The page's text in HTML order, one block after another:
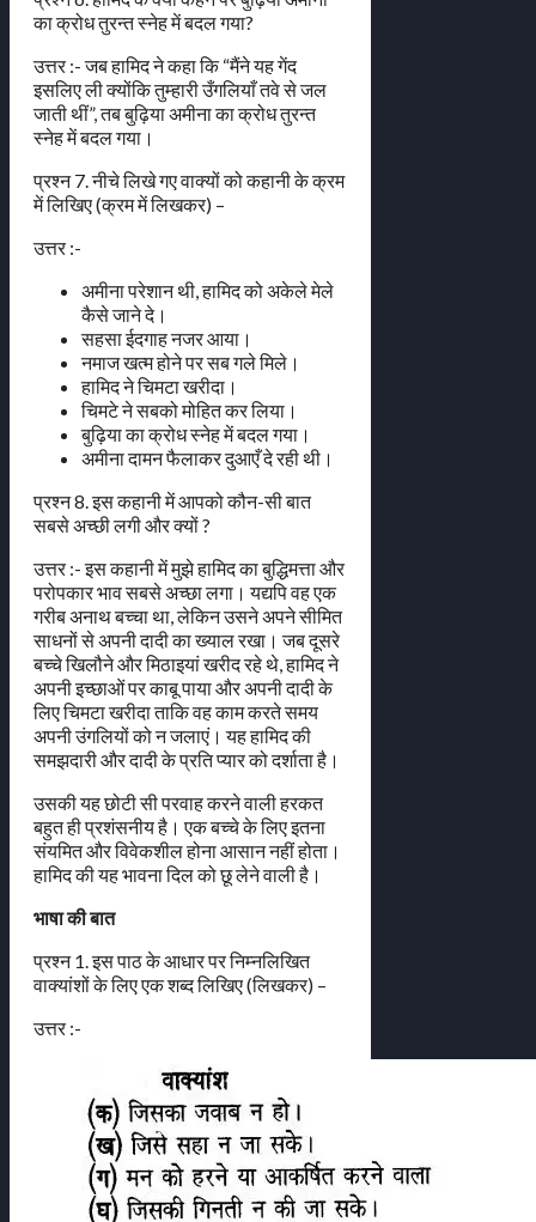
का क्रोध तुरन्त स्नेह में बदल गया?
उत्तर :- जब हामिद ने कहा कि “मैंने यह गेंद
इसलिए ली क्योंकि तुम्हारी उँगलियाँ तवे से जल
जाती थीं”, तब बुढ़िया अमीना का क्रोध तुरन्त
स्नेह में बदल गया।
प्रश्न 7. नीचे लिखे गए वाक्यों को कहानी के क्रम
में लिखिए (क्रम में लिखकर) –
उत्तर :-
अमीना परेशान थी, हामिद को अकेले मेले
कैसे जाने दे।
सहसा ईदगाह नजर आया।
नमाज खत्म होने पर सब गले मिले।
हामिद ने चिमटा खरीदा।
चिमटे ने सबको मोहित कर लिया।
बुढ़िया का क्रोध स्नेह में बदल गया।
अमीना दामन फैलाकर दुआएँ दे रही थी।
प्रश्न 8. इस कहानी में आपको कौन-सी बात
सबसे अच्छी लगी और क्यों ?
उत्तर :- इस कहानी में मुझे हामिद का बुद्धिमत्ता और
परोपकार भाव सबसे अच्छा लगा। यद्यपि वह एक
गरीब अनाथ बच्चा था, लेकिन उसने अपने सीमित
साधनों से अपनी दादी का ख्याल रखा। जब दूसरे
बच्चे खिलौने और मिठाइयां खरीद रहे थे, हामिद ने
अपनी इच्छाओं पर काबू पाया और अपनी दादी के
लिए चिमटा खरीदा ताकि वह काम करते समय
अपनी उंगलियों को न जलाएं। यह हामिद की
समझदारी और दादी के प्रति प्यार को दर्शाता है।
उसकी यह छोटी सी परवाह करने वाली हरकत
बहुत ही प्रशंसनीय है। एक बच्चे के लिए इतना
संयमित और विवेकशील होना आसान नहीं होता।
हामिद की यह भावना दिल को छू लेने वाली है।
भाषा की बात
प्रश्न 1. इस पाठ के आधार पर निम्नलिखित
वाक्यांशों के लिए एक शब्द लिखिए (लिखकर) –
उत्तर :-